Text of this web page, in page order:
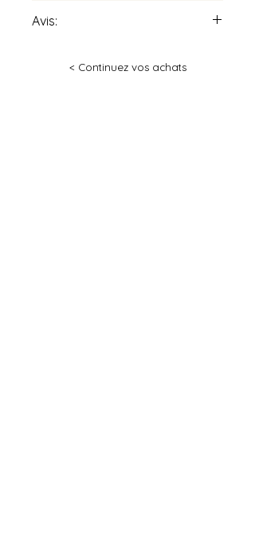
Avis:
Pâtisseries Gaël Vidricaire »
< Continuez vos achats